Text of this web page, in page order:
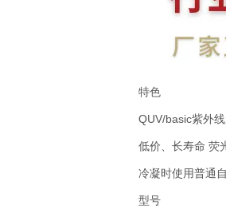
特色
QUV/basic紫外
低价、长寿命 荧
冷凝时使用普通
型号